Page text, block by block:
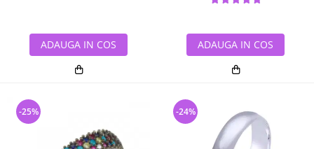
ADAUGA IN COS ADAUGA IN COS
-25% -24%